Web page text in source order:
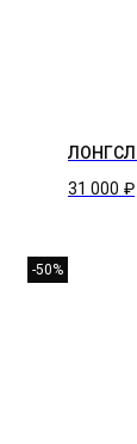
31 000 ₽
-50%